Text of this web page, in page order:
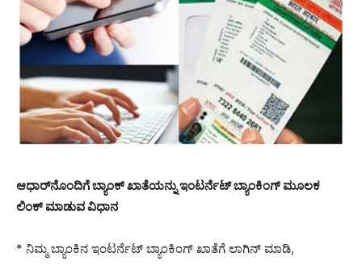
ಆಧಾರ್‌ನೊಂದಿಗೆ ಬ್ಯಾಂಕ್ ಖಾತೆಯನ್ನು ಇಂಟರ್ನೆಟ್ ಬ್ಯಾಂಕಿಂಗ್ ಮೂಲಕ
ಲಿಂಕ್ ಮಾಡುವ ವಿಧಾನ
* ನಿಮ್ಮ ಬ್ಯಾಂಕಿನ ಇಂಟರ್ನೆಟ್ ಬ್ಯಾಂಕಿಂಗ್ ಖಾತೆಗೆ ಲಾಗಿನ್ ಮಾಡಿ,